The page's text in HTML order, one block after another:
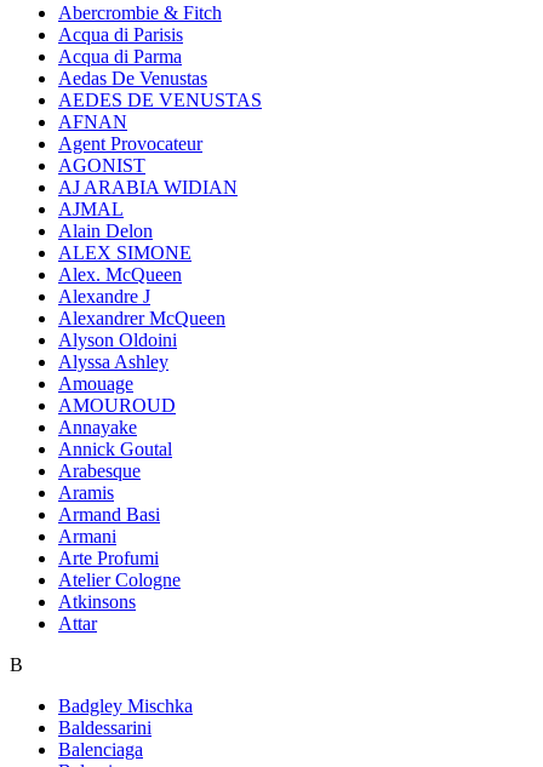
Abercrombie & Fitch
Acqua di Parisis
Acqua di Parma
Aedas De Venustas
AEDES DE VENUSTAS
AFNAN
Agent Provocateur
AGONIST
AJ ARABIA WIDIAN
AJMAL
Alain Delon
ALEX SIMONE
Alex. McQueen
Alexandre J
Alexandrer McQueen
Alyson Oldoini
Alyssa Ashley
Amouage
AMOUROUD
Annayake
Annick Goutal
Arabesque
Aramis
Armand Basi
Armani
Arte Profumi
Atelier Cologne
Atkinsons
Attar
B
Badgley Mischka
Baldessarini
Balenciaga